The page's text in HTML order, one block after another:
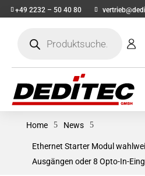
+49 2232 – 50 40 80
search
Home 5 News 5
Ethernet Starter Modul
Ausgängen oder 8 Opto-In-